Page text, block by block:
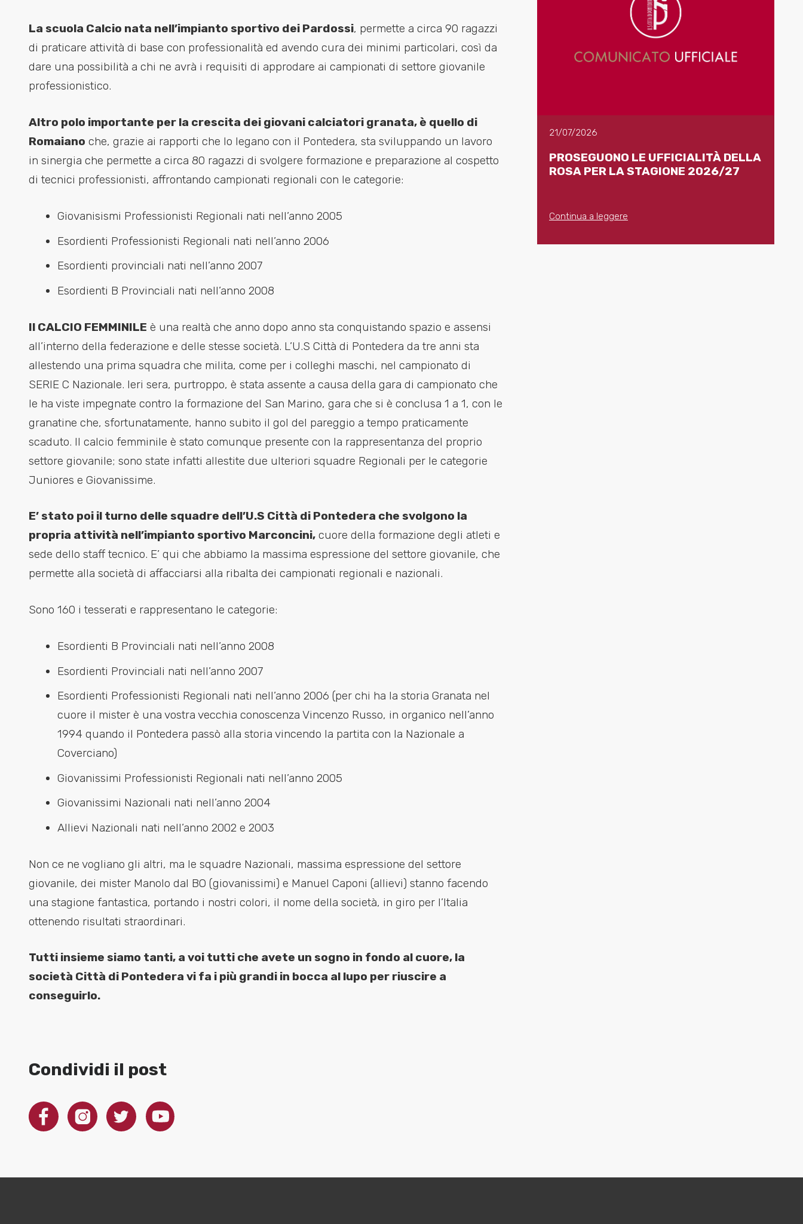
La scuola Calcio nata nell’impianto sportivo dei Pardossi, permette a circa 90 ragazzi
di praticare attività di base con professionalità ed avendo cura dei minimi particolari, così da
dare una possibilità a chi ne avrà i requisiti di approdare ai campionati di settore giovanile
professionistico.
Altro polo importante per la crescita dei giovani calciatori granata, è quello di
Romaiano che, grazie ai rapporti che lo legano con il Pontedera, sta sviluppando un lavoro
in sinergia che permette a circa 80 ragazzi di svolgere formazione e preparazione al cospetto
di tecnici professionisti, affrontando campionati regionali con le categorie:
Giovanisismi Professionisti Regionali nati nell’anno 2005
Esordienti Professionisti Regionali nati nell’anno 2006
Esordienti provinciali nati nell’anno 2007
Esordienti B Provinciali nati nell’anno 2008
Il CALCIO FEMMINILE è una realtà che anno dopo anno sta conquistando spazio e assensi
all’interno della federazione e delle stesse società. L’U.S Città di Pontedera da tre anni sta
allestendo una prima squadra che milita, come per i colleghi maschi, nel campionato di
SERIE C Nazionale. Ieri sera, purtroppo, è stata assente a causa della gara di campionato che
le ha viste impegnate contro la formazione del San Marino, gara che si è conclusa 1 a 1, con le
granatine che, sfortunatamente, hanno subito il gol del pareggio a tempo praticamente
scaduto. Il calcio femminile è stato comunque presente con la rappresentanza del proprio
settore giovanile; sono state infatti allestite due ulteriori squadre Regionali per le categorie
Juniores e Giovanissime.
E’ stato poi il turno delle squadre dell’U.S Città di Pontedera che svolgono la
propria attività nell’impianto sportivo Marconcini, cuore della formazione degli atleti e
sede dello staff tecnico. E’ qui che abbiamo la massima espressione del settore giovanile, che
permette alla società di affacciarsi alla ribalta dei campionati regionali e nazionali.
Sono 160 i tesserati e rappresentano le categorie:
Esordienti B Provinciali nati nell’anno 2008
Esordienti Provinciali nati nell’anno 2007
Esordienti Professionisti Regionali nati nell’anno 2006 (per chi ha la storia Granata nel
cuore il mister è una vostra vecchia conoscenza Vincenzo Russo, in organico nell’anno
1994 quando il Pontedera passò alla storia vincendo la partita con la Nazionale a
Coverciano)
Giovanissimi Professionisti Regionali nati nell’anno 2005
Giovanissimi Nazionali nati nell’anno 2004
Allievi Nazionali nati nell’anno 2002 e 2003
Non ce ne vogliano gli altri, ma le squadre Nazionali, massima espressione del settore
giovanile, dei mister Manolo dal BO (giovanissimi) e Manuel Caponi (allievi) stanno facendo
una stagione fantastica, portando i nostri colori, il nome della società, in giro per l’Italia
ottenendo risultati straordinari.
Tutti insieme siamo tanti, a voi tutti che avete un sogno in fondo al cuore, la
società Città di Pontedera vi fa i più grandi in bocca al lupo per riuscire a
conseguirlo.
Condividi il post
21/07/2026
PROSEGUONO LE UFFICIALITÀ DELLA
ROSA PER LA STAGIONE 2026/27
Continua a leggere